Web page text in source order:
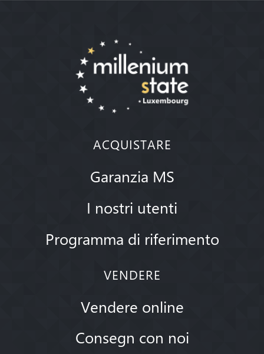
ACQUISTARE
Garanzia MS
I nostri utenti
Programma di riferimento
VENDERE
Vendere online
Consegn con noi